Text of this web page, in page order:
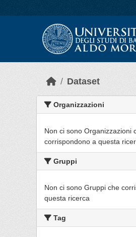
Dataset
Organizzazioni
Non ci sono Organizzazioni
corrispondono a questa
Gruppi
Non ci sono Gruppi che
questa ricerca
Tag